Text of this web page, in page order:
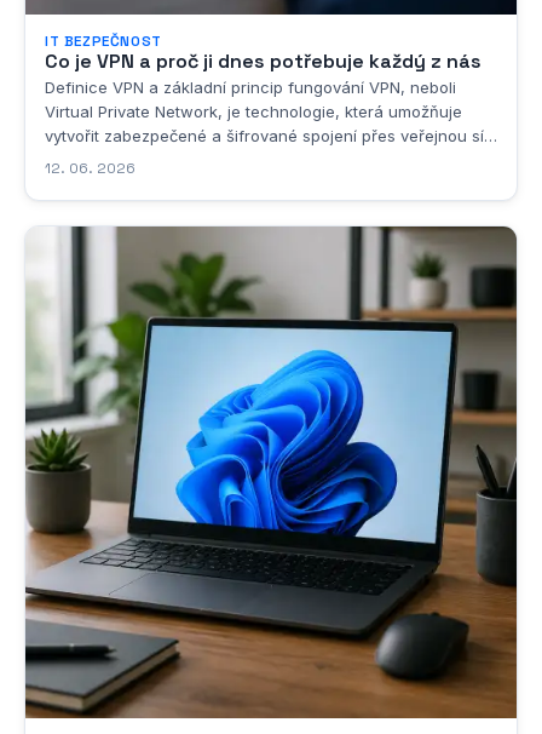
IT BEZPEČNOST
Co je VPN a proč ji dnes potřebuje každý z nás
Definice VPN a základní princip fungování VPN, neboli
Virtual Private Network, je technologie, která umožňuje
vytvořit zabezpečené a šifrované spojení přes veřejnou síť,
nejčastěji přes internet. Jde o způsob, jak propojit dvě
12. 06. 2026